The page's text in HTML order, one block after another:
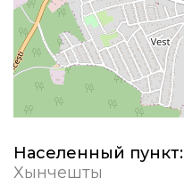
Населенный пункт:
Хынчешты